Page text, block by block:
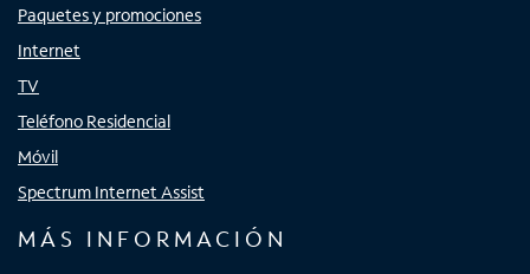
Paquetes y promociones
Internet
TV
Teléfono Residencial
Móvil
Spectrum Internet Assist
MÁS INFORMACIÓN